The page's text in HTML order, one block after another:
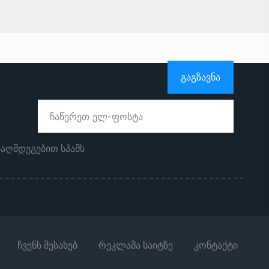
ᲒᲐᲒᲖᲐᲕᲜᲐ
სპამს
ჩვენს შესახებ რეკლამა საიტზე კონტაქტი